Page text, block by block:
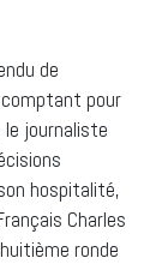
de
pour
le journaliste
hospitalité,
Charles
ronde